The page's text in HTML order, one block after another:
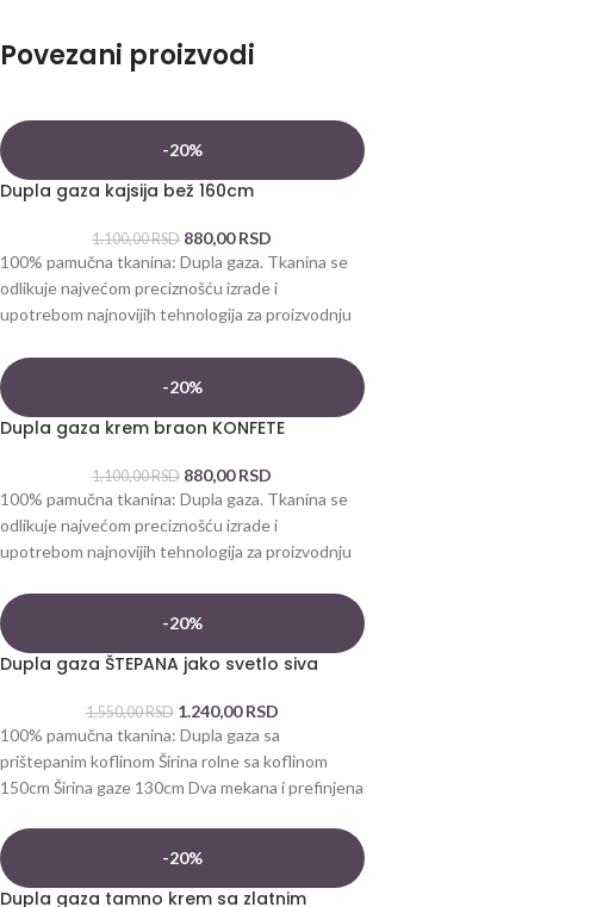
Povezani proizvodi
-20%
Dupla gaza kajsija bež 160cm
1.100,00RSD 880,00RSD
100% pamučna tkanina: Dupla gaza. Tkanina se
odlikuje najvećom preciznošću izrade i
upotrebom najnovijih tehnologija za proizvodnju
-20%
Dupla gaza krem braon KONFETE
1.100,00RSD 880,00RSD
100% pamučna tkanina: Dupla gaza. Tkanina se
odlikuje najvećom preciznošću izrade i
upotrebom najnovijih tehnologija za proizvodnju
-20%
Dupla gaza ŠTEPANA jako svetlo siva
1.550,00RSD 1.240,00RSD
100% pamučna tkanina: Dupla gaza sa
prištepanim koflinom Širina rolne sa koflinom
150cm Širina gaze 130cm Dva mekana i prefinjena
-20%
Dupla gaza tamno krem sa zlatnim